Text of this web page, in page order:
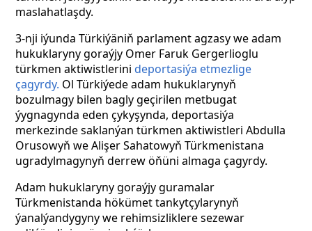
maslahatlaşdy.
3-nji iýunda Türkiýäniň parlament agzasy we adam
hukuklaryny goraýjy Omer Faruk Gergerlioglu
türkmen aktiwistlerini deportasiýa etmezlige
çagyrdy. Ol Türkiýede adam hukuklarynyň
bozulmagy bilen bagly geçirilen metbugat
ýygnagynda eden çykyşynda, deportasiýa
merkezinde saklanýan türkmen aktiwistleri Abdulla
Orusowyň we Alişer Sahatowyň Türkmenistana
ugradylmagynyň derrew öňüni almaga çagyrdy.
Adam hukuklaryny goraýjy guramalar
Türkmenistanda hökümet tankytçylarynyň
ýanalýandygyny we rehimsizliklere sezewar